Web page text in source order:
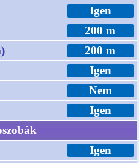
Igen
200 m
200 m
Igen
Nem
Igen
Igen